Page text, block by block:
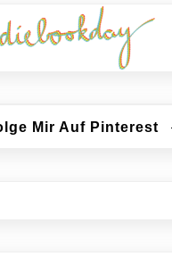
Mir Auf Pinterest